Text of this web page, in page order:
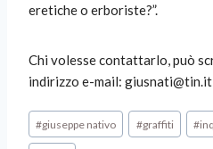
eretiche o erboriste?”.
Chi volesse contattarlo, può
indirizzo e-mail: giusnati@tin.it
#giuseppe nativo #graffiti #